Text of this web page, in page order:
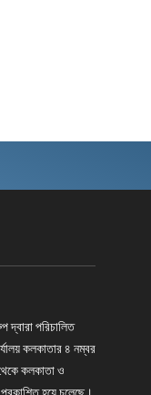
দ্বারা পরিচালিত
কলকাতার ৪ নম্বর
কলকাতা ও
হয়ে চলেছে।